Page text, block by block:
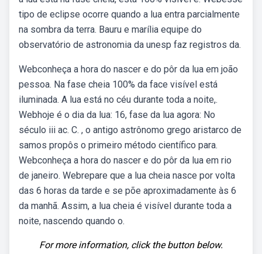
tipo de eclipse ocorre quando a lua entra parcialmente
na sombra da terra. Bauru e marília equipe do
observatório de astronomia da unesp faz registros da.
Webconheça a hora do nascer e do pôr da lua em joão
pessoa. Na fase cheia 100% da face visível está
iluminada. A lua está no céu durante toda a noite,.
Webhoje é o dia da lua: 16, fase da lua agora: No
século iii ac. C. , o antigo astrônomo grego aristarco de
samos propôs o primeiro método científico para.
Webconheça a hora do nascer e do pôr da lua em rio
de janeiro. Webrepare que a lua cheia nasce por volta
das 6 horas da tarde e se põe aproximadamente às 6
da manhã. Assim, a lua cheia é visível durante toda a
noite, nascendo quando o.
For more information, click the button below.